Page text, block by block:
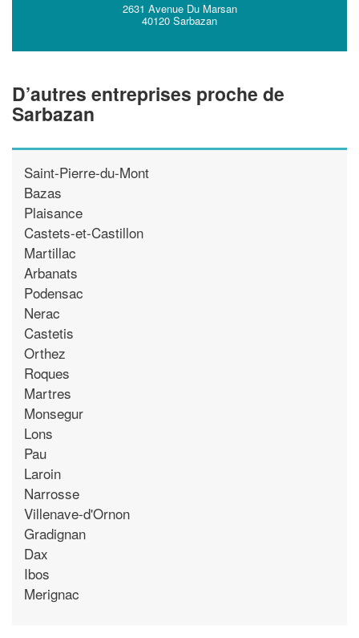
2631 Avenue Du Marsan
40120 Sarbazan
D’autres entreprises proche de
Sarbazan
Saint-Pierre-du-Mont
Bazas
Plaisance
Castets-et-Castillon
Martillac
Arbanats
Podensac
Nerac
Castetis
Orthez
Roques
Martres
Monsegur
Lons
Pau
Laroin
Narrosse
Villenave-d'Ornon
Gradignan
Dax
Ibos
Merignac